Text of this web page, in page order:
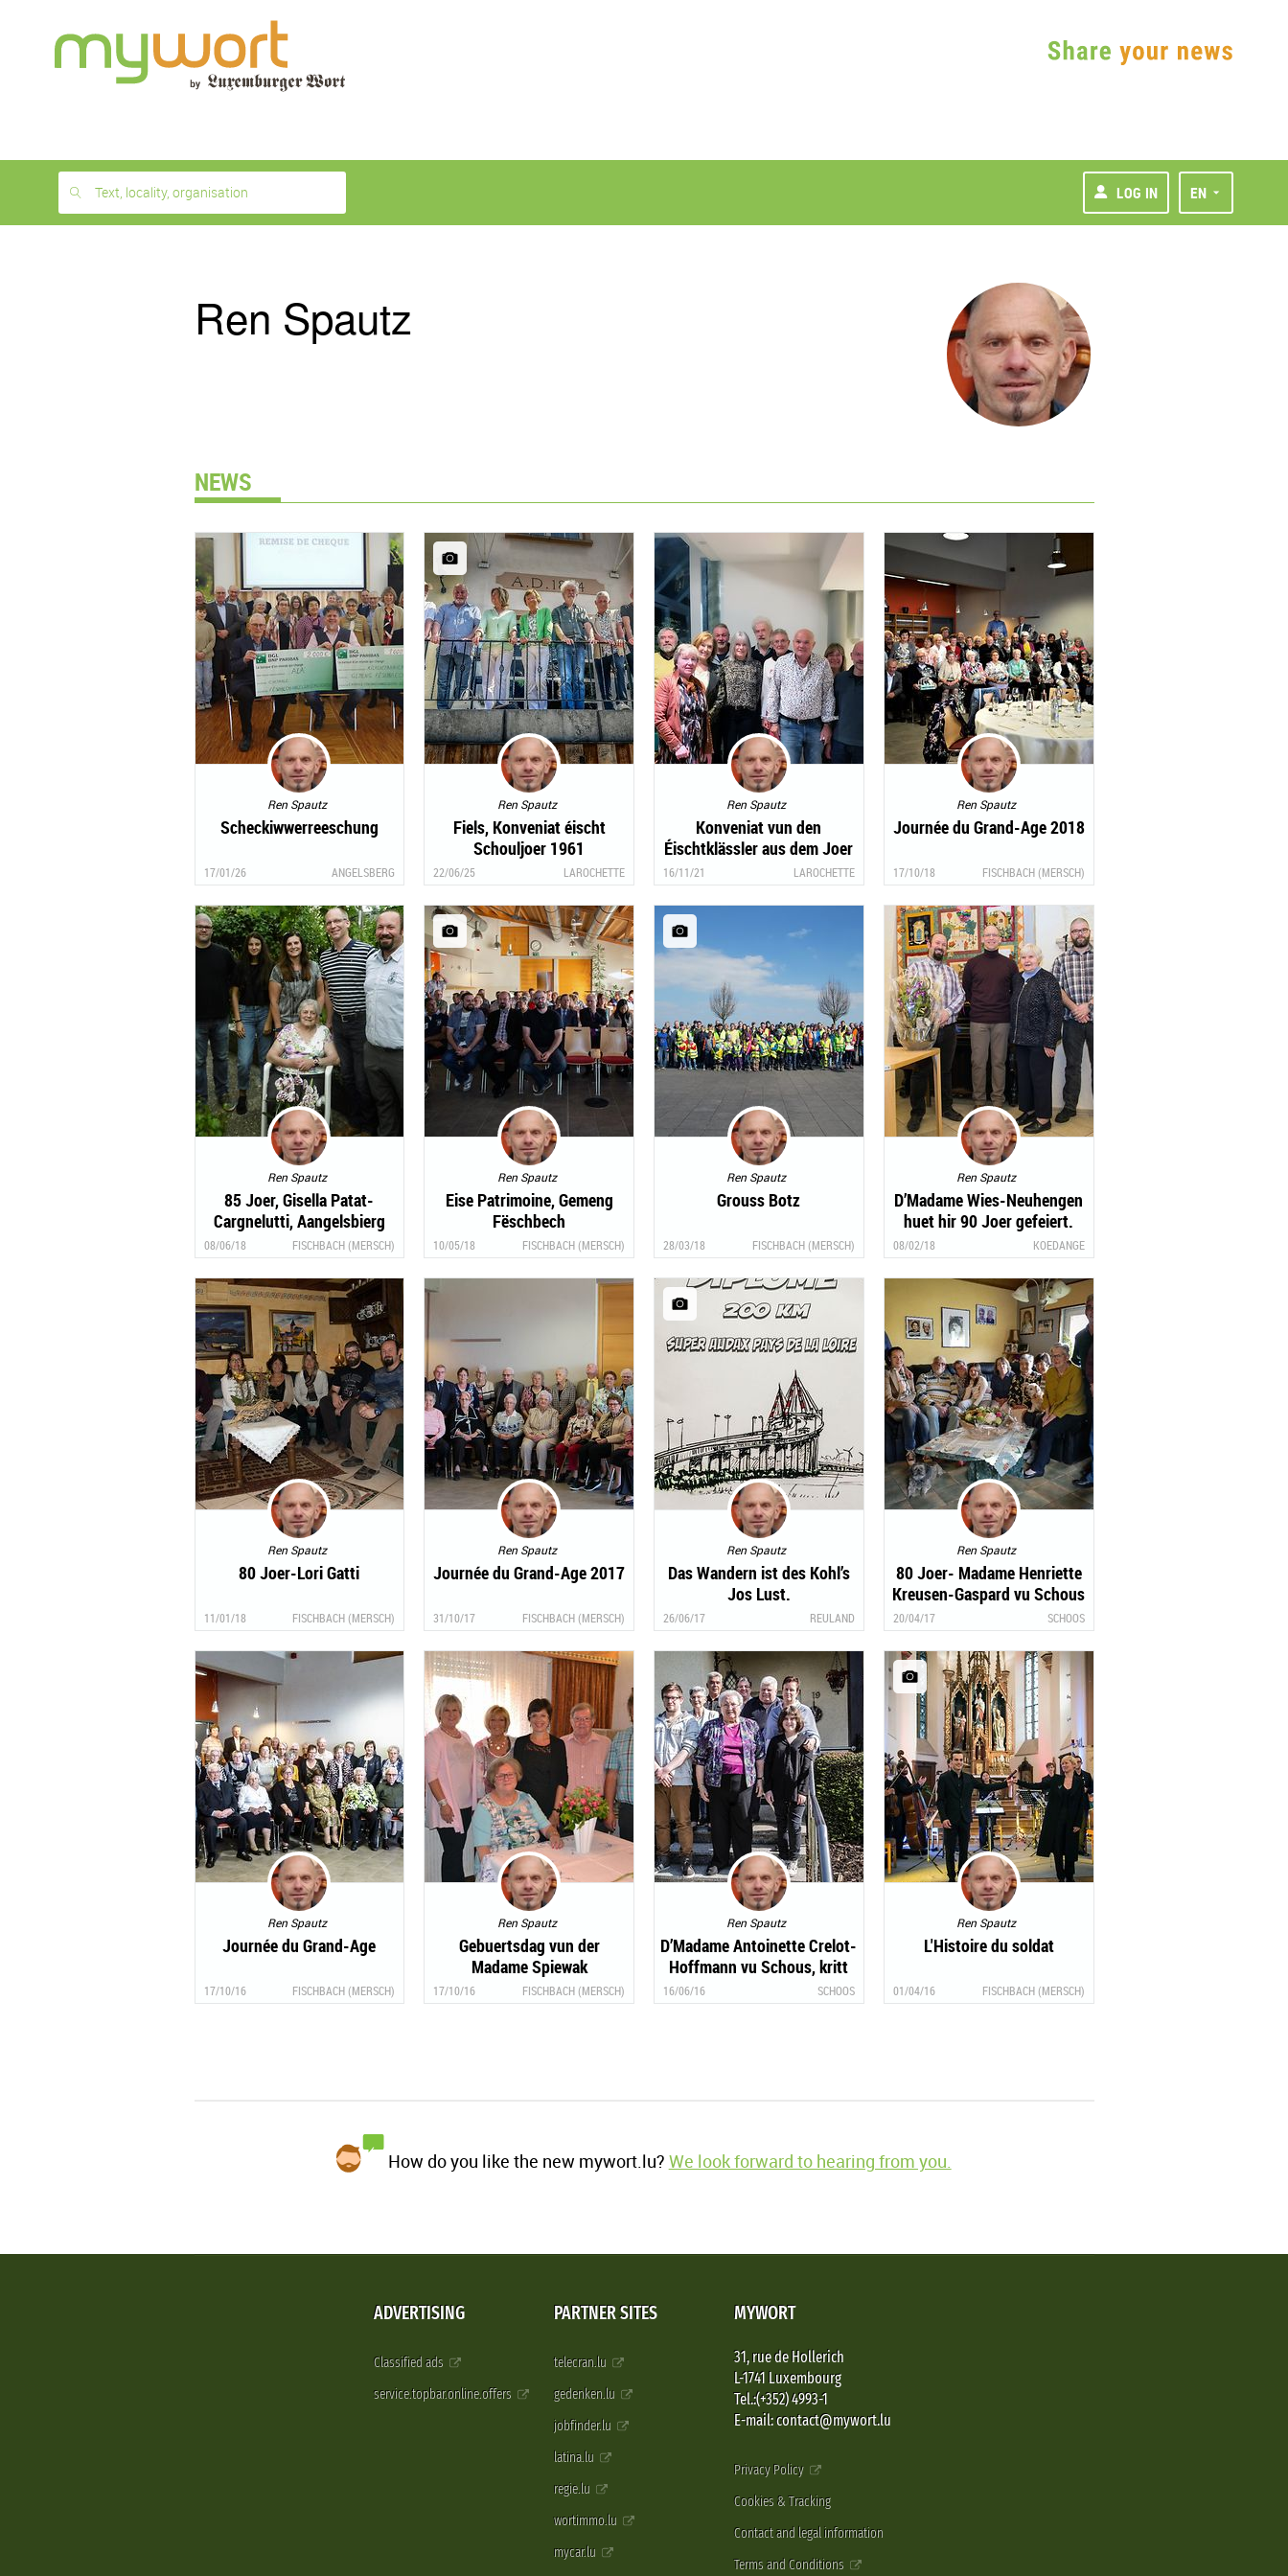
month
free
Text, locality, organisation LOG IN EN
Ren Spautz
NEWS
Ren Spautz
Scheckiwwerreeschung
17/01/26 ANGELSBERG
Ren Spautz
Fiels, Konveniat éischt
Schouljoer 1961
22/06/25 LAROCHETTE
Ren Spautz
Konveniat vun den
Éischtklässler aus dem Joer
1961 an der Fiels
16/11/21 LAROCHETTE
Ren Spautz
Journée du Grand-Age 2018
17/10/18 FISCHBACH (MERSCH)
Ren Spautz
85 Joer, Gisella Patat-
Cargnelutti, Aangelsbierg
08/06/18 FISCHBACH (MERSCH)
Ren Spautz
Eise Patrimoine, Gemeng
Fëschbech
10/05/18 FISCHBACH (MERSCH)
Ren Spautz
Grouss Botz
28/03/18 FISCHBACH (MERSCH)
Ren Spautz
D’Madame Wies-Neuhengen
huet hir 90 Joer gefeiert.
08/02/18 KOEDANGE
Ren Spautz
80 Joer-Lori Gatti
11/01/18 FISCHBACH (MERSCH)
Ren Spautz
Journée du Grand-Age 2017
31/10/17 FISCHBACH (MERSCH)
Ren Spautz
Das Wandern ist des Kohl’s
Jos Lust.
26/06/17 REULAND
Ren Spautz
80 Joer- Madame Henriette
Kreusen-Gaspard vu Schous
20/04/17 SCHOOS
Ren Spautz
Journée du Grand-Age
17/10/16 FISCHBACH (MERSCH)
Ren Spautz
Gebuertsdag vun der
Madame Spiewak
17/10/16 FISCHBACH (MERSCH)
Ren Spautz
D’Madame Antoinette Crelot-
Hoffmann vu Schous, kritt
16/06/16 SCHOOS
Ren Spautz
L'Histoire du soldat
01/04/16 FISCHBACH (MERSCH)
How do you like the new mywort.lu? We look forward to hearing from you.
ADVERTISING
Classified ads
service.topbar.online.offers
PARTNER SITES
telecran.lu
gedenken.lu
jobfinder.lu
latina.lu
regie.lu
wortimmo.lu
mycar.lu
MYWORT
31, rue de Hollerich
L-1741 Luxembourg
Tel.:(+352) 4993-1
E-mail: contact@mywort.lu
Privacy Policy
Cookies & Tracking
Contact and legal information
Terms and Conditions